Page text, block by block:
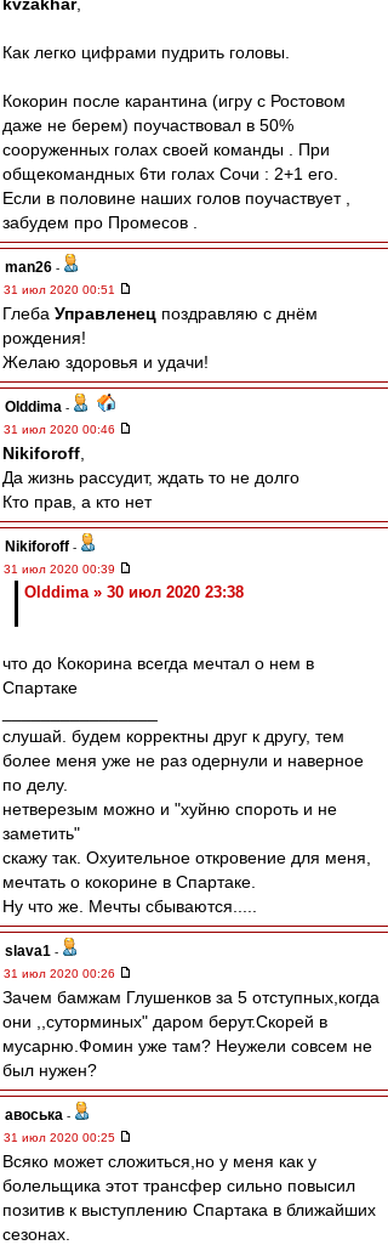
Как легко цифрами пудрить головы.
Кокорин после карантина (игру с Ростовом
даже не берем) поучаствовал в 50%
сооруженных голах своей команды . При
общекомандных 6ти голах Сочи : 2+1 его.
Если в половине наших голов поучаствует ,
забудем про Промесов .
man26 -
31 июл 2020 00:51
Глеба Управленец поздравляю с днём
рождения!
Желаю здоровья и удачи!
Olddima -
31 июл 2020 00:46
Nikiforoff
Да жизнь рассудит, ждать то не долго
Кто прав, а кто нет
Nikiforoff -
31 июл 2020 00:39
Olddima » 30 июл 2020 23:38
что до Кокорина всегда мечтал о нем в
Спартаке
слушай. будем корректны друг к другу, тем
более меня уже не раз одернули и наверное
по делу.
нетверезым можно и "хуйню спороть и не
заметить"
скажу так. Охуительное откровение для меня,
мечтать о кокорине в Спартаке.
Ну что же. Мечты сбываются.....
slava1 -
31 июл 2020 00:26
Зачем бамжам Глушенков за 5 отступных,когда
они ,,суторминых" даром берут.Скорей в
мусарню.Фомин уже там? Неужели совсем не
был нужен?
авоська -
31 июл 2020 00:25
Всяко может сложиться,но у меня как у
болельщика этот трансфер сильно повысил
позитив к выступлению Спартака в ближайших
сезонах.